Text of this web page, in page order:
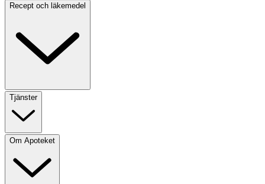
Recept och läkemedel
Tjänster
Om Apoteket